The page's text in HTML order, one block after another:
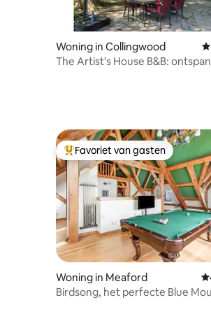
Woning in Collingwood
The Artist's House B&B:
Topfavoriet van gasten
Favoriet van gasten
Woning in Meaford
Birdsong, het perfecte Blue